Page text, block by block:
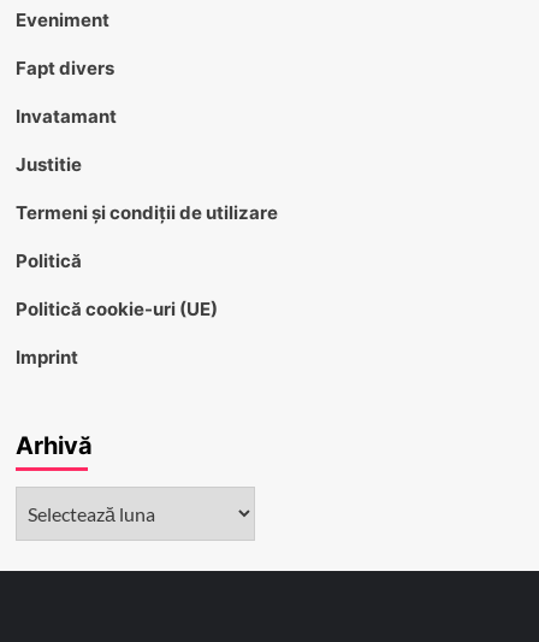
Eveniment
Fapt divers
Invatamant
Justitie
Termeni și condiții de utilizare
Politică
Politică cookie-uri (UE)
Imprint
Arhivă